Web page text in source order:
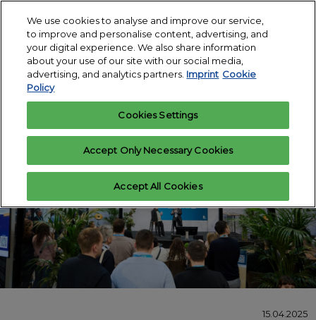
content
12.-14. Januar
Messegelände
Interesse
anmelden
Ausstelleranfrage
15.04.2025
We use cookies to analyse and improve our service,
to improve and personalise content, advertising, and
your digital experience. We also share information
about your use of our site with our social media,
advertising, and analytics partners. Imprint Cookie
Policy
Cookies Settings
Accept Only Necessary Cookies
Accept All Cookies